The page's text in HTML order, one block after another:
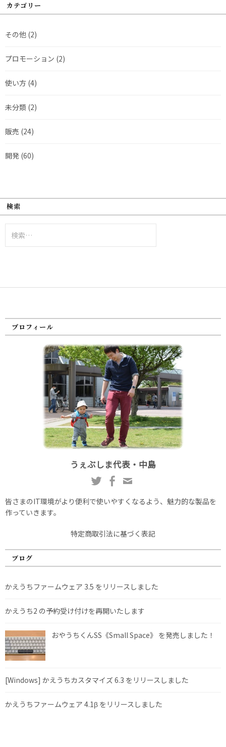
カテゴリー
その他 (2)
プロモーション (2)
使い方 (4)
未分類 (2)
販売 (24)
開発 (60)
検索
索:
プロフィール
うぇぶしま代表・中島
皆さまのIT環境がより便利で使いやすくなるよう、魅力的な製品を
作っていきます。
特定商取引法に基づく表記
ブログ
かえうちファームウェア 3.5 をリリースしました
かえうち2 の予約受け付けを再開いたします
おやうちくんSS《Small Space》 を発売しました！
[Windows] かえうちカスタマイズ 6.3 をリリースしました
かえうちファームウェア 4.1β をリリースしました